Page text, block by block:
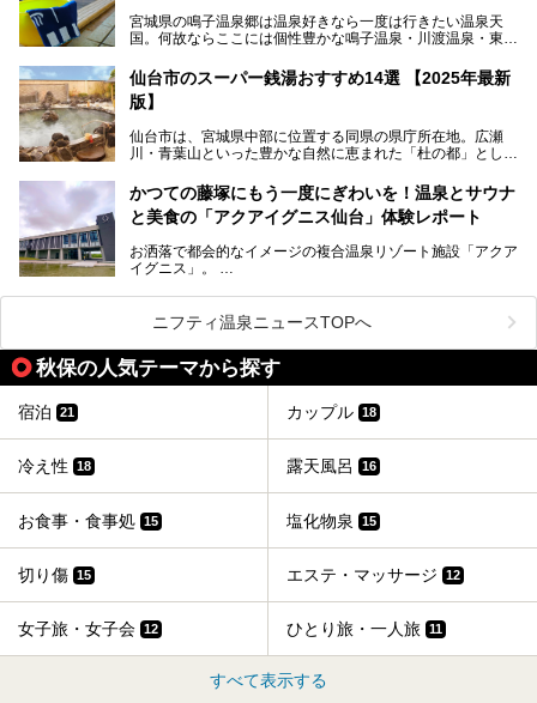
ー
提供元：サッポロビール【PR】
宮城県の鳴子温泉郷は温泉好きなら一度は行きたい温泉天
国。何故ならここには個性豊かな鳴子温泉・川渡温泉・東鳴
硫黄泉、塩化物泉、硫酸塩泉、炭酸水素塩泉などと多様な泉
質がそろっているからです。
の旅館・ホテルも立ち寄り入浴に門戸を開いてくれていま
す。
今回はそんな旅館の中から、おすすめしたい5ヶ所の温泉を
セレクトしてみました。うち3ヶ所はサウナも楽しめます。
仙台市のスーパー銭湯おすすめ14選 【2025年最新
版】
仙台市は、宮城県中部に位置する同県の県庁所在地。広瀬
川・青葉山といった豊かな自然に恵まれた「杜の都」として
人気です。新幹線を使えば都心から1時間30分とアクセスも
よく、気軽に訪れやすい地方都市の1つです。
仙台牛タンなどを堪能するグルメ旅や、スポーツ観戦の遠征
時などに利用しやすい温浴施設がたくさんありますよ。
かつての藤塚にもう一度にぎわいを！温泉とサウナ
と美食の「アクアイグニス仙台」体験レポート
お洒落で都会的なイメージの複合温泉リゾート施設「アクア
イグニス」。
関西空港や吉川美南（埼玉県）に続いて仙台市若林区に202
2年4月にオープンした「アクアイグニス仙台」は、日帰り
温泉の「藤塚の湯」、マルシェ リアン、和食「笠庵」、イ
タリアン「グリーチネ」、ベーカリー「マリアージュ ドゥ
ファリーヌ」、スイーツの「コンフィチュール アッシュ」
と「ル ショコラ ドゥ アッシュ」、そしてカフェ「猿田彦珈
琲」と話題のお店が勢ぞろい！
この「アクアイグニス仙台」の魅力を探りにお出かけしてき
ニフティ温泉ニュースTOPへ
秋保の人気テーマから探す
宿泊 21 カップル 18
冷え性 18 露天風呂 16
お食事・食事処 15 塩化物泉 15
切り傷 15 エステ・マッサージ 12
女子旅・女子会 12 ひとり旅・一人旅 11
すべて表示する